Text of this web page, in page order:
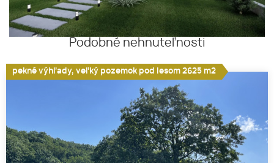
Podobné nehnuteľnosti
pekné výhľady, veľký pozemok pod lesom 2625 m2